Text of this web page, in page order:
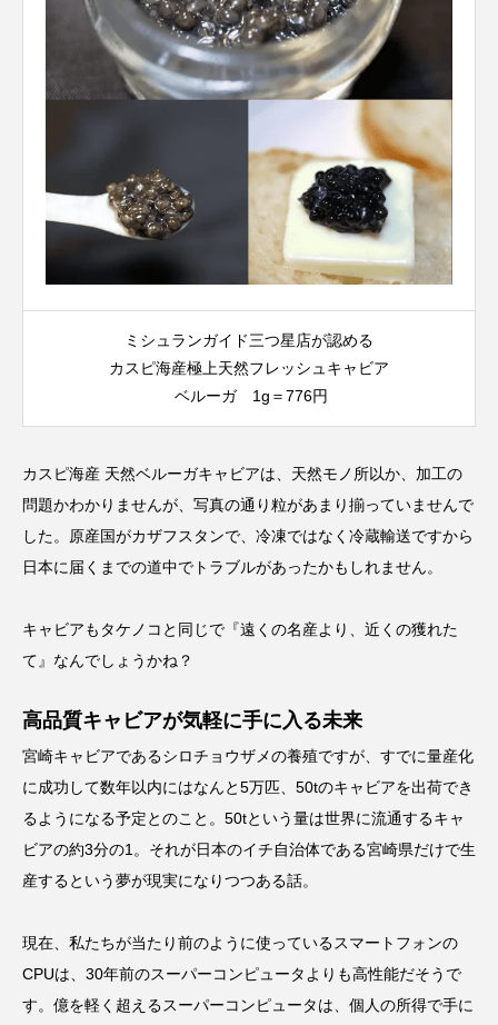
ミシュランガイド三つ星店が認める
カスピ海産極上天然フレッシュキャビア
ベルーガ 1g＝776円
カスピ海産 天然ベルーガキャビアは、天然モノ所以か、加工の
問題かわかりませんが、写真の通り粒があまり揃っていませんで
した。原産国がカザフスタンで、冷凍ではなく冷蔵輸送ですから
日本に届くまでの道中でトラブルがあったかもしれません。
キャビアもタケノコと同じで『遠くの名産より、近くの獲れた
て』なんでしょうかね？
高品質キャビアが気軽に手に入る未来
宮崎キャビアであるシロチョウザメの養殖ですが、すでに量産化
に成功して数年以内にはなんと5万匹、50tのキャビアを出荷でき
るようになる予定とのこと。50tという量は世界に流通するキャ
ビアの約3分の1。それが日本のイチ自治体である宮崎県だけで生
産するという夢が現実になりつつある話。
現在、私たちが当たり前のように使っているスマートフォンの
CPUは、30年前のスーパーコンピュータよりも高性能だそうで
す。億を軽く超えるスーパーコンピュータは、個人の所得で手に